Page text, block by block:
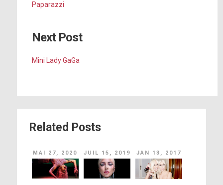
Paparazzi
Next Post
Mini Lady GaGa
Related Posts
MAI 27, 2020 JUIL 15, 2019 JAN 13, 2017